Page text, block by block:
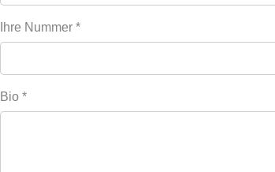
Ihre Nummer *
Bio *